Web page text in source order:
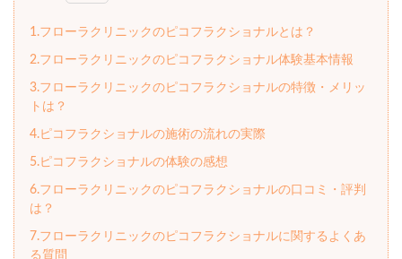
1.フローラクリニックのピコフラクショナルとは？
2.フローラクリニックのピコフラクショナル体験基本情報
3.フローラクリニックのピコフラクショナルの特徴・メリッ
トは？
4.ピコフラクショナルの施術の流れの実際
5.ピコフラクショナルの体験の感想
6.フローラクリニックのピコフラクショナルの口コミ・評判
は？
7.フローラクリニックのピコフラクショナルに関するよくあ
る質問